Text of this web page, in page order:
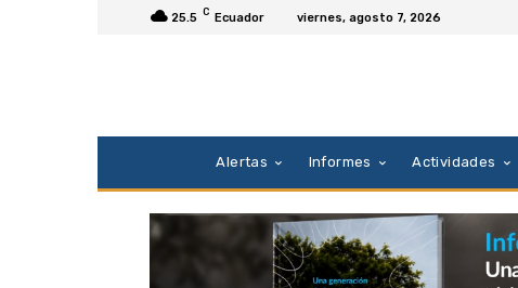
25.5 C Ecuador viernes, agosto 7, 2026
Alertas Informes Actividades